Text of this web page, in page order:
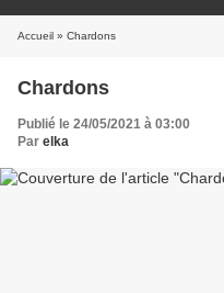
Accueil » Chardons
Chardons
Publié le 24/05/2021 à 03:00
Par elka